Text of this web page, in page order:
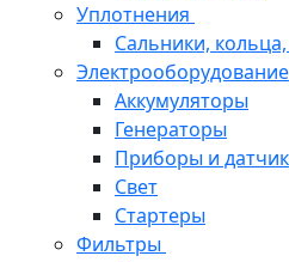
Уплотнения
Сальники,
Электрооборудование
Аккумуляторы
Генераторы
Приборы и
Свет
Стартеры
Фильтры